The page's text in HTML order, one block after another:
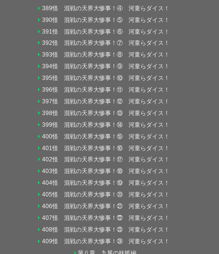
389怪 混戦の天界大惨事！④ 河童らダイス！
390怪 混戦の天界大惨事！⑤ 河童らダイス！
391怪 混戦の天界大惨事！⑥ 河童らダイス！
392怪 混戦の天界大惨事！⑦ 河童らダイス！
393怪 混戦の天界大惨事！⑧ 河童らダイス！
394怪 混戦の天界大惨事！⑨ 河童らダイス！
395怪 混戦の天界大惨事！⑩ 河童らダイス！
396怪 混戦の天界大惨事！⑪ 河童らダイス！
397怪 混戦の天界大惨事！⑫ 河童らダイス！
398怪 混戦の天界大惨事！⑬ 河童らダイス！
399怪 混戦の天界大惨事！⑭ 河童らダイス！
400怪 混戦の天界大惨事！⑮ 河童らダイス！
401怪 混戦の天界大惨事！⑯ 河童らダイス！
402怪 混戦の天界大惨事！⑰ 河童らダイス！
403怪 混戦の天界大惨事！⑱ 河童らダイス！
404怪 混戦の天界大惨事！⑲ 河童らダイス！
405怪 混戦の天界大惨事！⑳ 河童らダイス！
406怪 混戦の天界大惨事！㉑ 河童らダイス！
407怪 混戦の天界大惨事！㉒ 河童らダイス！
408怪 混戦の天界大惨事！㉓ 河童らダイス！
409怪 混戦の天界大惨事！㉔ 河童らダイス！